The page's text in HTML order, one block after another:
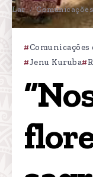
Lar /
Jenu Kuruba